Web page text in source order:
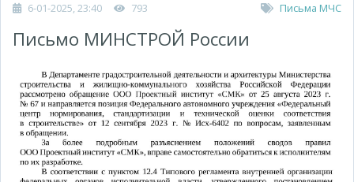
6-01-2025, 23:40 793 Письма МЧС
Письмо МИНСТРОЙ России